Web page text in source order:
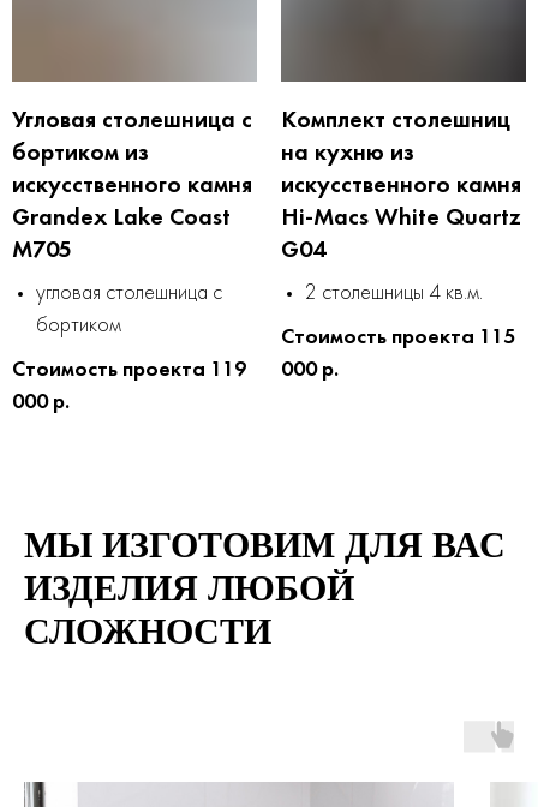
Угловая столешница с
бортиком из
искусственного камня
Grandex Lake Coast
M705
угловая столешница с
бортиком
Стоимость проекта 119
000 р.
Комплект столешниц
на кухню из
искусственного камня
Hi-Macs White Quartz
G04
2 столешницы 4 кв.м.
Стоимость проекта 115
000 р.
МЫ ИЗГОТОВИМ ДЛЯ ВАС
ИЗДЕЛИЯ ЛЮБОЙ
СЛОЖНОСТИ